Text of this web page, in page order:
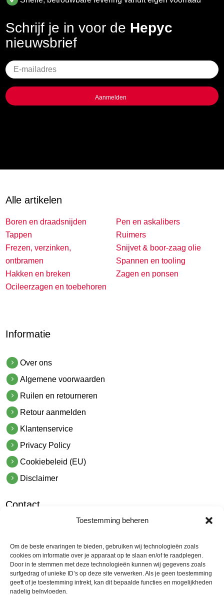
Toestemming beheren
Om de beste ervaringen te bieden, gebruiken wij technologieën zoals
cookies om informatie over je apparaat op te slaan en/of te raadplegen.
Door in te stemmen met deze technologieën kunnen wij gegevens zoals
surfgedrag of unieke ID’s op deze site verwerken. Als je geen toestemming
geeft of je toestemming intrekt, kan dit bepaalde functies en mogelijkheden
nadelig beïnvloeden.
Schrijf je in voor de Hepyc
nieuwsbrief
Geen
titel
Alle artikelen
Boren en draadsnijden
Tappen
Frezen, verzinken,
ontbramen
Hakken en breken
Ocileerzagen en toebehoren
Pen en askalibers
Ruimers
Snijvet & boor-zaag olie
Spannen en tooling
Zagen en ponsen
Informatie
Over ons
Algemene voorwaarden
Ruilen en retourneren
Retour aanmelden
Klantenservice
Privacy Policy
Cookiebeleid (EU)
Disclaimer
Contact
t.0228 53 00 40
e.info@hetindustriehuis.com
KVK 51483904
BTW NL850044522B01